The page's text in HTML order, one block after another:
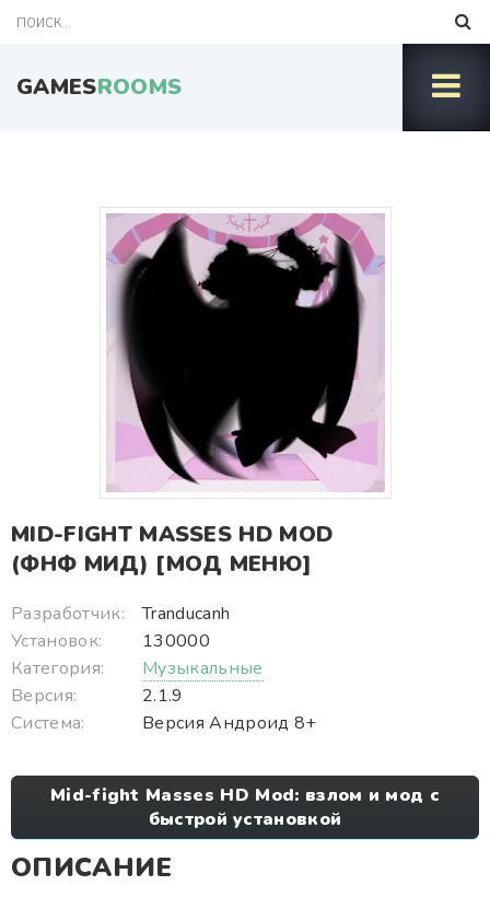
GAMESROOMS
MID-FIGHT MASSES HD MOD
(ФНФ МИД) [МОД МЕНЮ]
Разработчик:
Tranducanh
Установок:
130000
Категория:
Музыкальные
Версия:
2.1.9
Система:
Версия Андроид 8+
Mid-fight Masses HD Mod: взлом и мод с
быстрой установкой
ОПИСАНИЕ